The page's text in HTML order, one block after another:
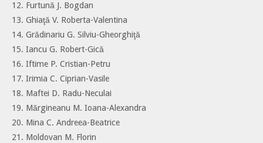
12. Furtună J. Bogdan
13. Ghiaţă V. Roberta-Valentina
14. Grădinariu G. Silviu-Gheorghiţă
15. Iancu G. Robert-Gică
16. Iftime P. Cristian-Petru
17. Irimia C. Ciprian-Vasile
18. Maftei D. Radu-Neculai
19. Mărgineanu M. Ioana-Alexandra
20. Mina C. Andreea-Beatrice
21. Moldovan M. Florin